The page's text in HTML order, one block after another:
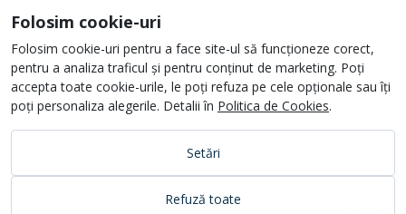
Urmați-ne
Folosim cookie-uri
Folosim cookie-uri pentru a face site-ul să funcționeze corect,
pentru a analiza traficul și pentru conținut de marketing. Poți
accepta toate cookie-urile, le poți refuza pe cele opționale sau îți
poți personaliza alegerile. Detalii în Politica de Cookies.
Setări
Refuză toate